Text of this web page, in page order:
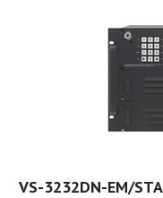
VS-3232DN-EM/